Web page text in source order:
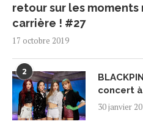
retour sur les moments
carrière ! #27
17 octobre 2019
2
concert
30 janvier